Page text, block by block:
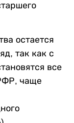
остается
так как с
все
чаще